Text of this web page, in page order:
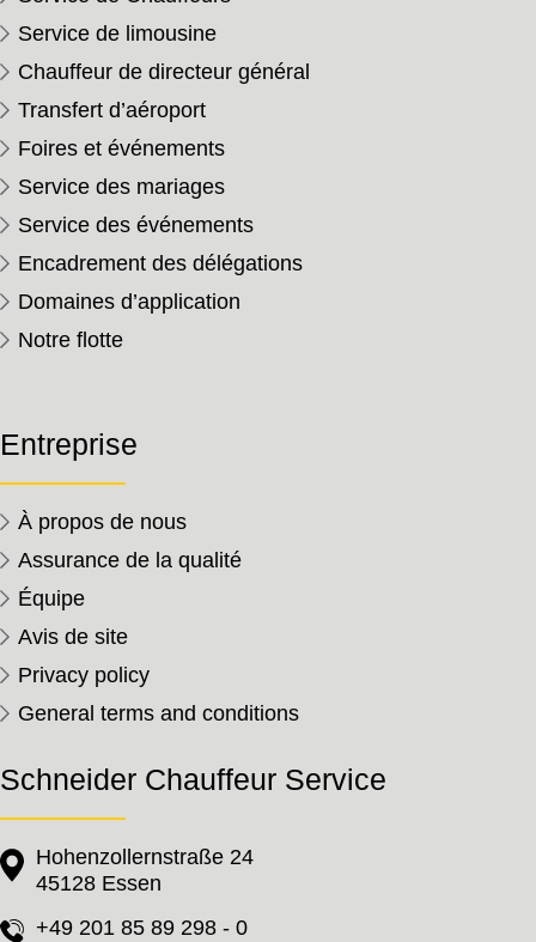
Service de limousine
Chauffeur de directeur général
Transfert d’aéroport
Foires et événements
Service des mariages
Service des événements
Encadrement des délégations
Domaines d’application
Notre flotte
Entreprise
À propos de nous
Assurance de la qualité
Équipe
Avis de site
Privacy policy
General terms and conditions
Schneider Chauffeur Service
Hohenzollernstraße 24
45128 Essen
+49 201 85 89 298 - 0